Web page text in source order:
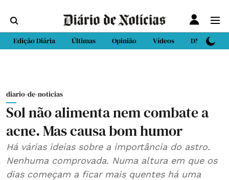
Edição Diária Últimas Opinião Vídeos DN Sport
diario-de-noticias
Sol não alimenta nem combate a
acne. Mas causa bom humor
Há várias ideias sobre a importância do astro.
Nenhuma comprovada. Numa altura em que os
dias começam a ficar mais quentes há uma